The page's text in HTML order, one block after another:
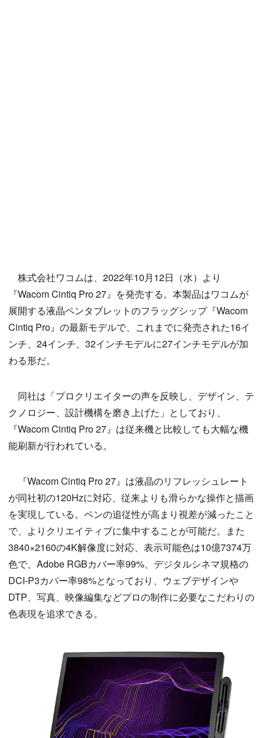
株式会社ワコムは、2022年10月12日（水）より
『Wacom Cintiq Pro 27』を発売する。本製品はワコムが
展開する液晶ペンタブレットのフラッグシップ『Wacom
Cintiq Pro』の最新モデルで、これまでに発売された16イ
ンチ、24インチ、32インチモデルに27インチモデルが加
わる形だ。
同社は「プロクリエイターの声を反映し、デザイン、テ
クノロジー、設計機構を磨き上げた」としており、
『Wacom Cintiq Pro 27』は従来機と比較しても大幅な機
能刷新が行われている。
『Wacom Cintiq Pro 27』は液晶のリフレッシュレート
が同社初の120Hzに対応、従来よりも滑らかな操作と描画
を実現している。ペンの追従性が高まり視差が減ったこと
で、よりクリエイティブに集中することが可能だ。また
3840×2160の4K解像度に対応、表示可能色は10億7374万
色で、Adobe RGBカバー率99%、デジタルシネマ規格の
DCI-P3カバー率98%となっており、ウェブデザインや
DTP、写真、映像編集などプロの制作に必要なこだわりの
色表現を追求できる。